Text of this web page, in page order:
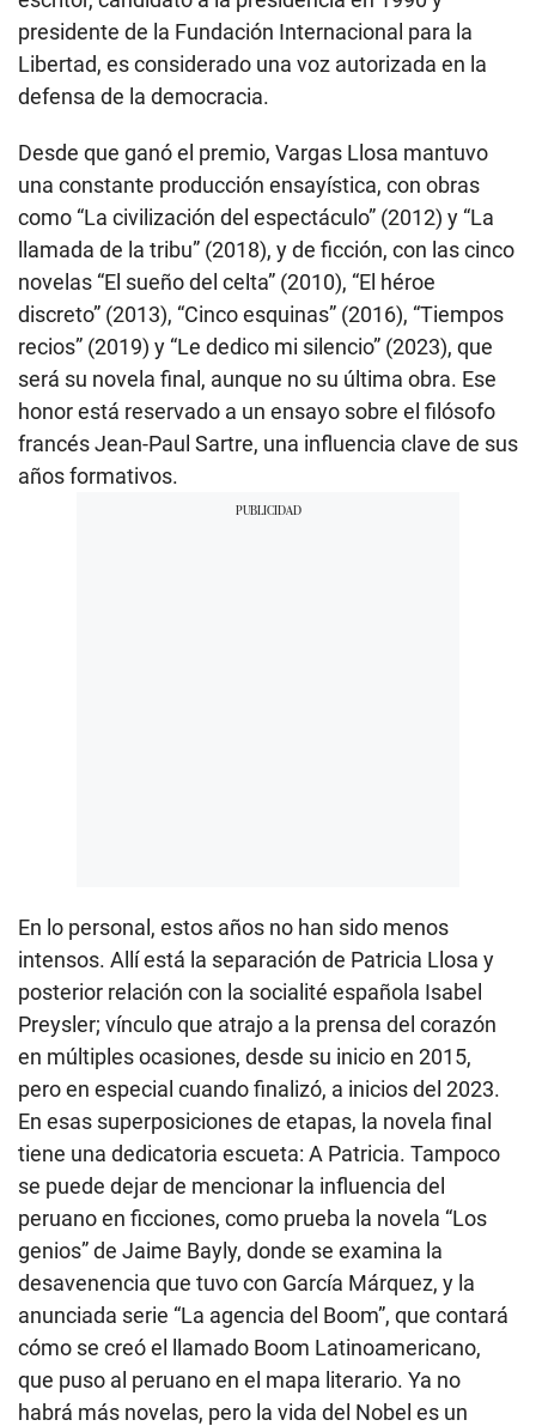
presidente de la Fundación Internacional para la
Libertad, es considerado una voz autorizada en la
defensa de la democracia.
Desde que ganó el premio, Vargas Llosa mantuvo
una constante producción ensayística, con obras
como “La civilización del espectáculo” (2012) y “La
llamada de la tribu” (2018), y de ficción, con las cinco
novelas “El sueño del celta” (2010), “El héroe
discreto” (2013), “Cinco esquinas” (2016), “Tiempos
recios” (2019) y “Le dedico mi silencio” (2023), que
será su novela final, aunque no su última obra. Ese
honor está reservado a un ensayo sobre el filósofo
francés Jean-Paul Sartre, una influencia clave de sus
años formativos.
En lo personal, estos años no han sido menos
intensos. Allí está la separación de Patricia Llosa y
posterior relación con la socialité española Isabel
Preysler; vínculo que atrajo a la prensa del corazón
en múltiples ocasiones, desde su inicio en 2015,
pero en especial cuando finalizó, a inicios del 2023.
En esas superposiciones de etapas, la novela final
tiene una dedicatoria escueta: A Patricia. Tampoco
se puede dejar de mencionar la influencia del
peruano en ficciones, como prueba la novela “Los
genios” de Jaime Bayly, donde se examina la
desavenencia que tuvo con García Márquez, y la
anunciada serie “La agencia del Boom”, que contará
cómo se creó el llamado Boom Latinoamericano,
que puso al peruano en el mapa literario. Ya no
habrá más novelas, pero la vida del Nobel es un